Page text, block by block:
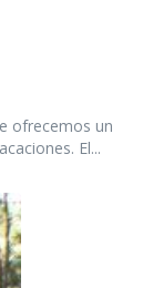
ofrecemos un
El...